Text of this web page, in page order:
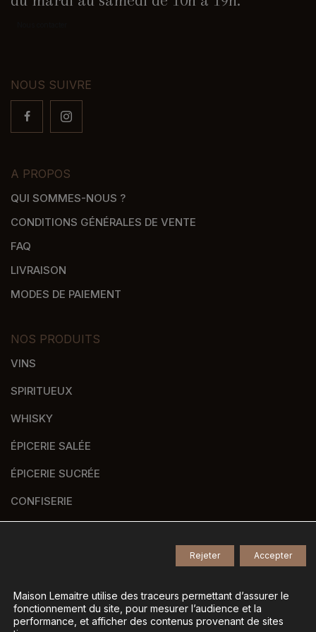
NOUS SUIVRE
A PROPOS
QUI SOMMES-NOUS ?
CONDITIONS GÉNÉRALES DE VENTE
FAQ
LIVRAISON
MODES DE PAIEMENT
NOS PRODUITS
VINS
SPIRITUEUX
WHISKY
ÉPICERIE SALÉE
ÉPICERIE SUCRÉE
CONFISERIE
Maison Lemaitre utilise des traceurs permettant d’assurer le
fonctionnement du site, pour mesurer l’audience et la
performance, et afficher des contenus provenant de sites
Accepter
Rejeter